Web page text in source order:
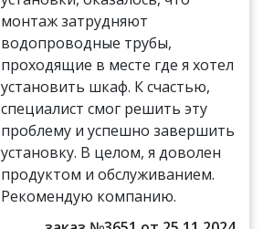
монтаж затрудняют
водопроводные трубы,
проходящие в месте где я хотел
установить шкаф. К счастью,
специалист смог решить эту
проблему и успешно завершить
установку. В целом, я доволен
продуктом и обслуживанием.
Рекомендую компанию.